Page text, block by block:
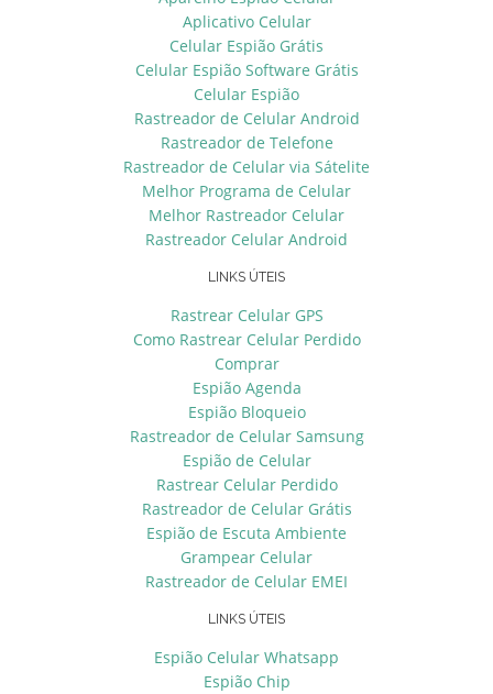
Aplicativo Celular
Celular Espião Grátis
Celular Espião Software Grátis
Celular Espião
Rastreador de Celular Android
Rastreador de Telefone
Rastreador de Celular via Sátelite
Melhor Programa de Celular
Melhor Rastreador Celular
Rastreador Celular Android
LINKS ÚTEIS
Rastrear Celular GPS
Como Rastrear Celular Perdido
Comprar
Espião Agenda
Espião Bloqueio
Rastreador de Celular Samsung
Espião de Celular
Rastrear Celular Perdido
Rastreador de Celular Grátis
Espião de Escuta Ambiente
Grampear Celular
Rastreador de Celular EMEI
LINKS ÚTEIS
Espião Celular Whatsapp
Espião Chip